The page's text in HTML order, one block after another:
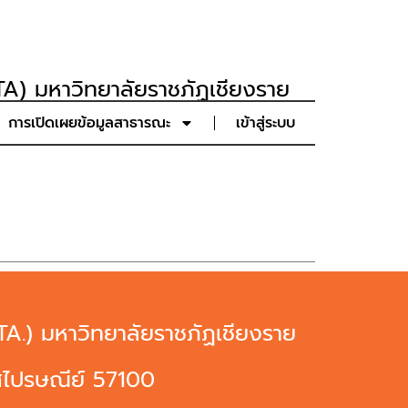
มหาวิทยาลัยราชภัฏเชียงราย
การเปิดเผยข้อมูลสาธารณะ เข้าสู่ระบบ
มหาวิทยาลัยราชภัฏเชียงราย
ปรษณีย์ 57100